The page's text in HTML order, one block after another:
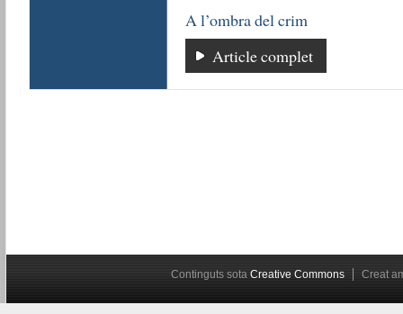
A l’ombra del crim
Article complet
Continguts sota Creative Commons Creat